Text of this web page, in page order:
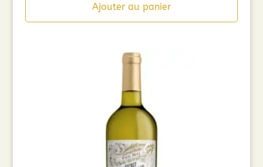
Ajouter au panier